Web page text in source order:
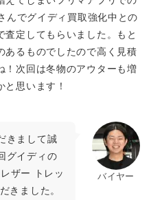
んでグイディ買取強化中との
査定してもらいました。もと
あるものでしたので高く見積
！次回は冬物のアウターも増
思います！
バイヤー
きまして誠
グイディの
ザー トレッ
きました。